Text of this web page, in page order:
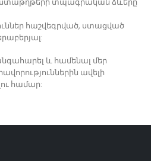
հաշվեգրված, ստացված
և համենալ մեր
ավելի
համար: